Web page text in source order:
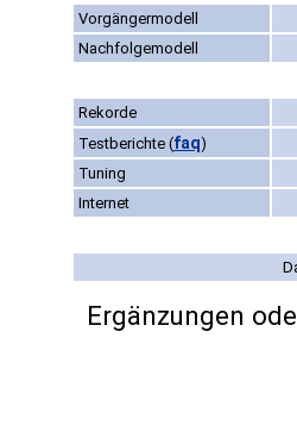
Vorgängermodell
Nachfolgemodell
Rekorde
Testberichte (faq)
Tuning
Internet
Ergänzungen